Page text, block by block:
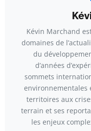
Kévin Marchand
domaines de
du
d’années
sommets
environnementales
territoires aux
terrain et ses
les enjeux